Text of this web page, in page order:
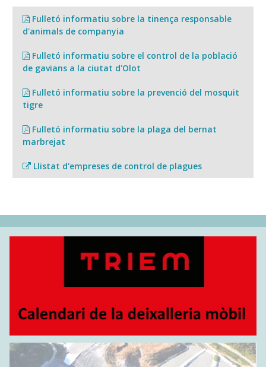
Fulletó informatiu sobre la tinença responsable
d'animals de companyia
Fulletó informatiu sobre el control de la població
de gavians a la ciutat d'Olot
Fulletó informatiu sobre la prevenció del mosquit
tigre
Fulletó informatiu sobre la plaga del bernat
marbrejat
Llistat d'empreses de control de plagues